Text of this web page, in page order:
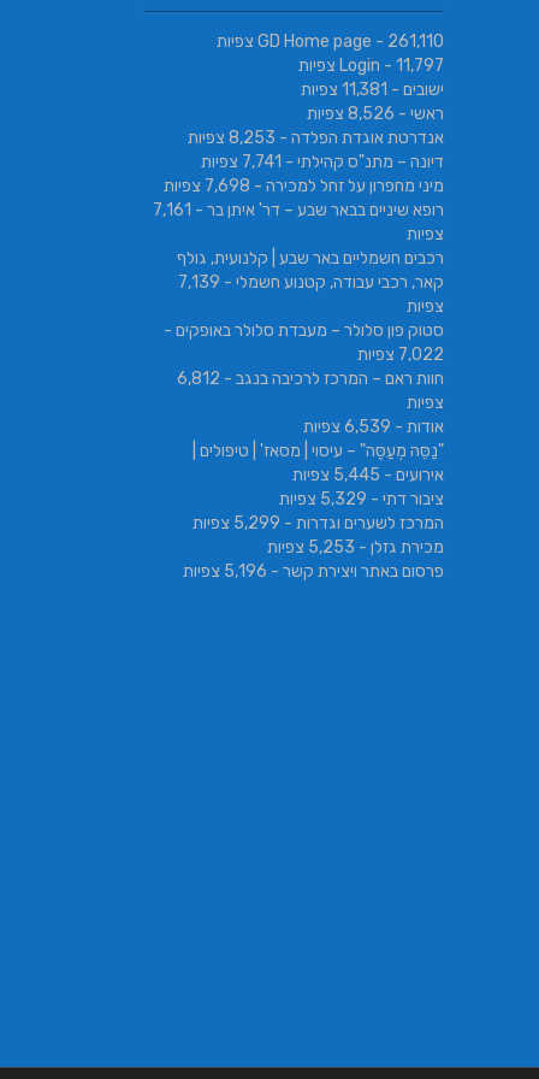
GD Home page - 261,110 צפיות
Login - 11,797 צפיות
ישובים - 11,381 צפיות
ראשי - 8,526 צפיות
אנדרטת אוגדת הפלדה - 8,253 צפיות
דיונה – מתנ"ס קהילתי - 7,741 צפיות
מיני מחפרון על זחל למכירה - 7,698 צפיות
רופא שיניים בבאר שבע – דר' איתן בר
- 7,161
צפיות
רכבים חשמליים באר שבע | קלנועית, גולף
קאר, רכבי עבודה, קטנוע חשמלי
- 7,139
צפיות
סטוק פון סלולר – מעבדת סלולר באופקים -
7,022 צפיות
חוות ראם – המרכז לרכיבה בנגב
- 6,812
צפיות
אודות - 6,539 צפיות
"נַסֵּה מְעַסֶּה" – עיסוי | מסאז' | טיפולים |
אירועים - 5,445 צפיות
ציבור דתי - 5,329 צפיות
המרכז לשערים וגדרות - 5,299 צפיות
מכירת גזלן - 5,253 צפיות
פרסום באתר ויצירת קשר - 5,196 צפיות